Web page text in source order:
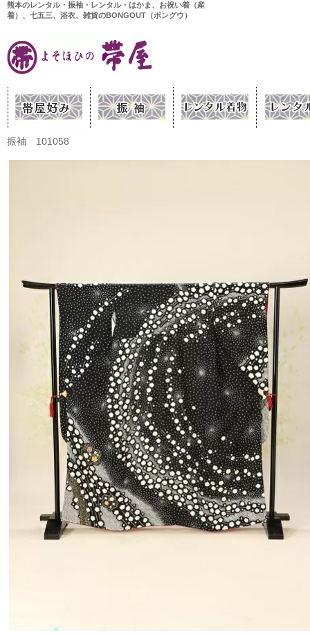
熊本のレンタル・振袖・レンタル・はかま、お祝い着（産
着）、七五三、浴衣、雑貨のBONGOUT（ボングウ）
振袖 101058